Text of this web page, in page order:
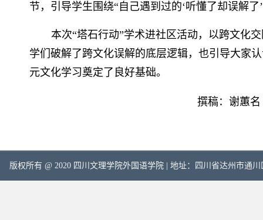
节，引导学生围绕“自己遇到过的‘听懂了却误解
本次“塔石行动”学术进社区活动，以跨文化
学们破解了跨文化误解的底层逻辑，也引导大家
元文化学习奠定了良好基础。
撰稿：谢蕙
版权所有 @ 2020 四川文理学院外国语学院 | 地址：四川省达州市通